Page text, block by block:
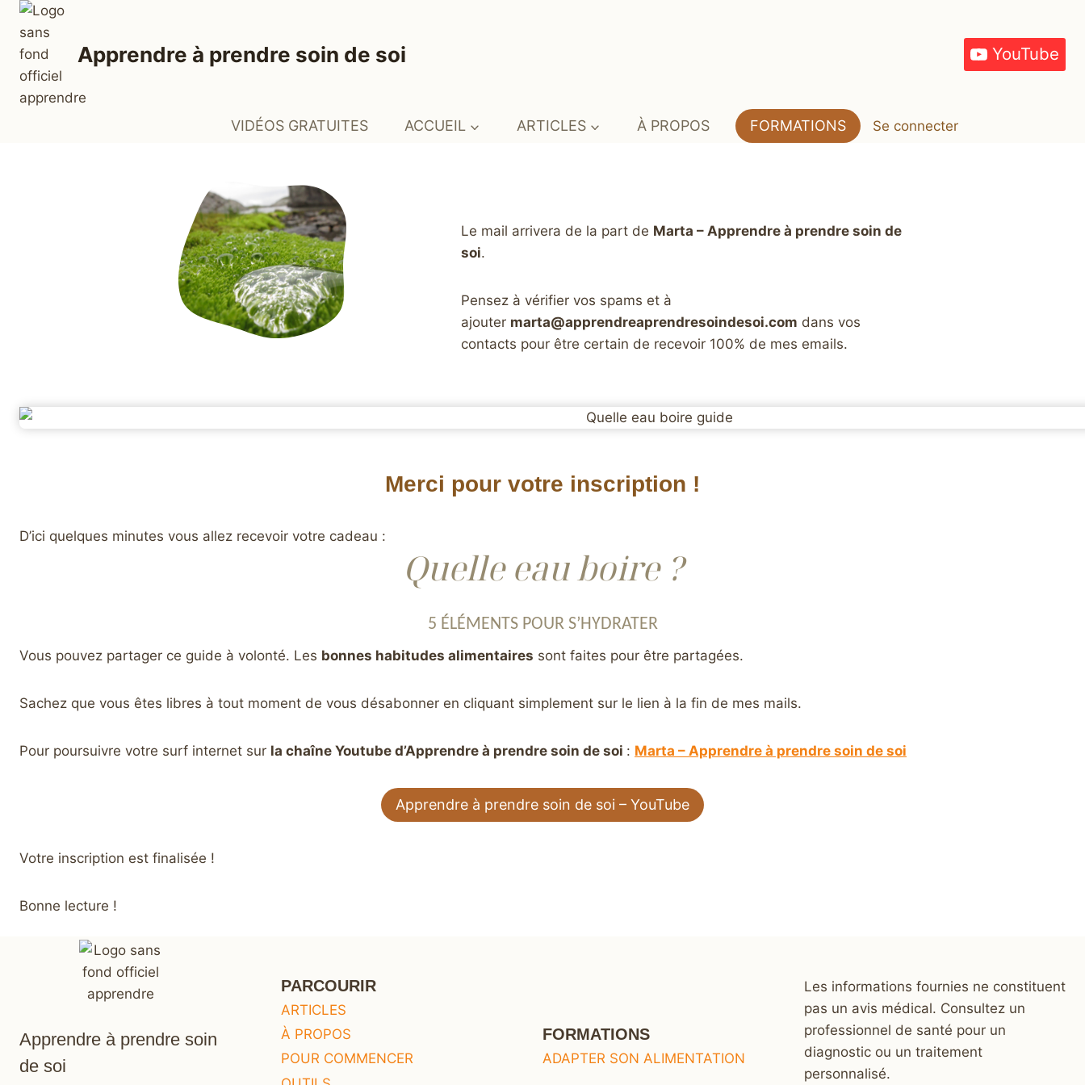
Aller
contenu
Apprendre à prendre soin de soi YouTube
VIDÉOS GRATUITES ACCUEIL ARTICLES À PROPOS FORMATIONS Se connecter
Le mail arrivera de la part de Marta – Apprendre à prendre soin de
soi.
Pensez à vérifier vos spams et à
ajouter marta@apprendreaprendresoindesoi.com dans vos
contacts pour être certain de recevoir 100% de mes emails.
Merci pour votre inscription !
D’ici quelques minutes vous allez recevoir votre cadeau :
Quelle eau boire ?
5 ÉLÉMENTS POUR S’HYDRATER
Vous pouvez partager ce guide à volonté. Les bonnes habitudes alimentaires sont faites pour être partagées.
Sachez que vous êtes libres à tout moment de vous désabonner en cliquant simplement sur le lien à la fin de mes mails.
Pour poursuivre votre surf internet sur la chaîne Youtube d’Apprendre à prendre soin de soi : Marta – Apprendre à prendre soin de soi
Apprendre à prendre soin de soi – YouTube
Votre inscription est finalisée !
Bonne lecture !
Apprendre à prendre soin
de soi
PARCOURIR
ARTICLES
À PROPOS
POUR COMMENCER
FORMATIONS
ADAPTER SON ALIMENTATION
Les informations fournies ne constituent
pas un avis médical. Consultez un
professionnel de santé pour un
diagnostic ou un traitement
personnalisé.